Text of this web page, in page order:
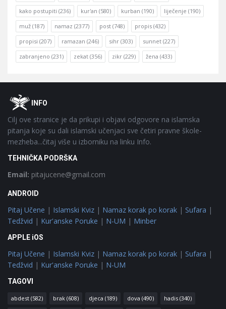
kako postupiti (236) kur'an (580) kurban (190) liječenje (190)
muž (187) namaz (2377) post (748) propis (432)
propisi (207) ramazan (246) sihr (303) sunnet (227)
zabranjeno (231) zekat (356) zikr (229) žena (433)
FooterOINFO
Cilj ove stranice je da prikupi i objavi odgovore na islamska
pitanja koje su dali islamski učenjaci sve četiri pravne škole-
mezheba...čitaj više u izborniku na linku Info.
TEHNIČKA PODRŠKA
Email: pitajucene@gmail.com
ANDROID
Pitaj Učene | Islamski Kviz | Namaz korak po korak | Sufara |
Tedžvid | Kur'anske Poruke | N-UM | Minber
APPLE iOS
Pitaj Učene | Islamski Kviz | Namaz korak po korak | Sufara |
Tedžvid | Kur'anske Poruke | N-UM
TAGOVI
abdest (582) brak (608) djeca (189) dova (490) hadis (340)